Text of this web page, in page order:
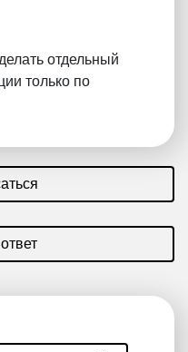
отдельный
только по